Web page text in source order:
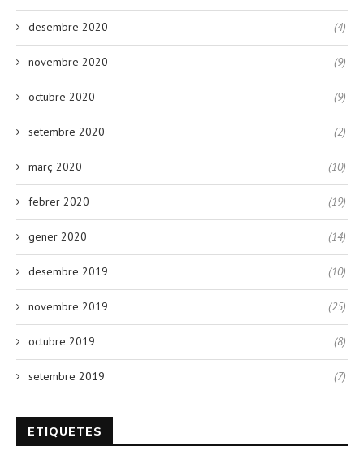
desembre 2020 (4)
novembre 2020 (9)
octubre 2020 (9)
setembre 2020 (2)
març 2020 (10)
febrer 2020 (19)
gener 2020 (14)
desembre 2019 (10)
novembre 2019 (25)
octubre 2019 (8)
setembre 2019 (7)
ETIQUETES